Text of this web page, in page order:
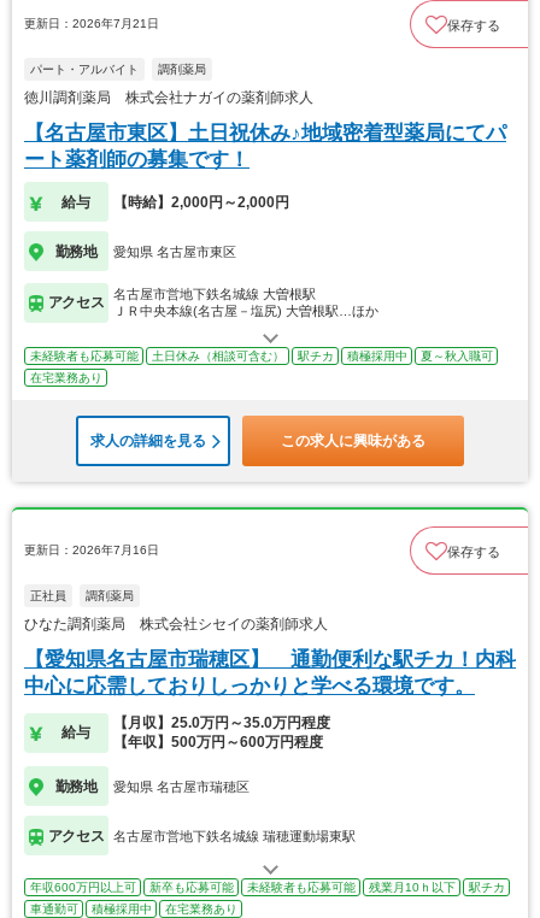
更新日：2026年7月21日 保存する
パート・アルバイト 調剤薬局
徳川調剤薬局 株式会社ナガイの薬剤師求人
【名古屋市東区】土日祝休み♪地域密着型薬局にてパ
ート薬剤師の募集です！
給与 【時給】2,000円～2,000円
勤務地 愛知県 名古屋市東区
アクセス
名古屋市営地下鉄名城線 大曽根駅
ＪＲ中央本線(名古屋－塩尻) 大曽根駅…ほか
未経験者も応募可能 土日休み（相談可含む） 駅チカ 積極採用中
夏～秋入職可
在宅業務あり
求人の詳細を見る この求人に興味がある
更新日：2026年7月16日 保存する
正社員 調剤薬局
ひなた調剤薬局 株式会社シセイの薬剤師求人
【愛知県名古屋市瑞穂区】 通勤便利な駅チカ！内科
中心に応需しておりしっかりと学べる環境です。
給与
【月収】25.0万円～35.0万円程度
【年収】500万円～600万円程度
勤務地 愛知県 名古屋市瑞穂区
アクセス 名古屋市営地下鉄名城線 瑞穂運動場東駅
年収600万円以上可 新卒も応募可能 未経験者も応募可能 残業月10ｈ以下
駅チカ
車通勤可
積極採用中 在宅業務あり